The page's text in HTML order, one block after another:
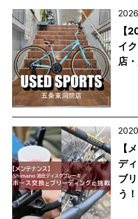
【
イ
店
【
デ
ブ
う！